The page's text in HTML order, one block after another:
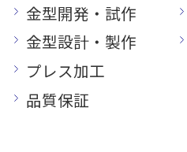
金型開発・試作
金型設計・製作
プレス加工
品質保証